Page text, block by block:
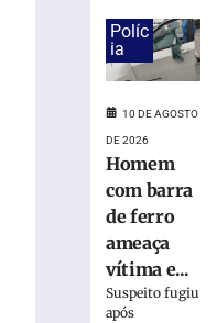
ameaça
vítima
danifica
veículo
Itapema
Políc
ia
10 DE AGOSTO
DE 2026
Homem
com barra
de ferro
ameaça
vítima e...
Suspeito fugiu
após